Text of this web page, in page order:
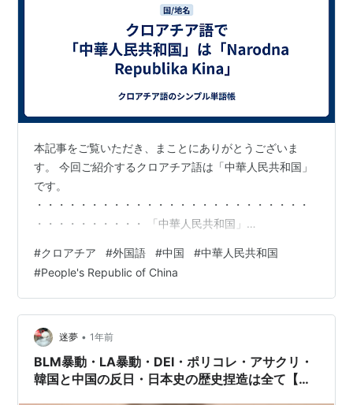
本記事をご覧いただき、まことにありがとうございま
す。 今回ご紹介するクロアチア語は「中華人民共和国」
です。
・・・・・・・・・・・・・・・・・・・・・・・・・
・・・・・・・・・・ 「中華人民共和国」
キーナ) ⇔「People's Republic of China」
・・・・・・・・・・・・・・・・・・・・・・・・・
・・・・・・・・・・ 「中国」 ⇔「Kina」 (キーナ)
⇔「China」
・・・・・・・・・・・・・・・・・・・・・・・・・
・・・・・・・・・・ 〔例文〕 「中国の首都は北京で
す。」 ⇔「Glavn…
#クロアチア #外国語 #中国 #中華人民共和国
#People's Republic of China
迷夢 • 1年前
BLM暴動・LA暴動・DEI・ポリコレ・アサクリ・
韓国と中国の反日・日本史の歴史捏造は全て【中